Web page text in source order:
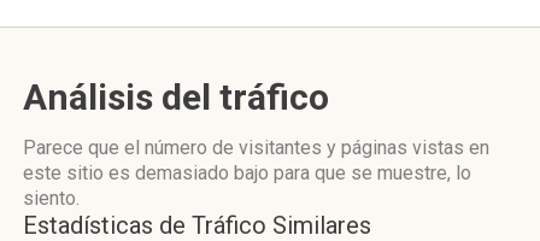
Análisis del tráfico
Parece que el número de visitantes y páginas vistas en
este sitio es demasiado bajo para que se muestre, lo
siento.
Estadísticas de Tráfico Similares